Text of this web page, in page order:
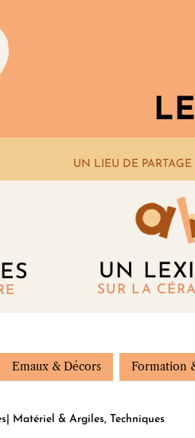
UN LIEU DE
UN
SUR LA
Emaux & Décors Formation
Matériel & Argiles, Techniques